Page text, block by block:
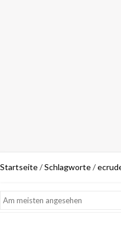
Startseite/Schlagworte/